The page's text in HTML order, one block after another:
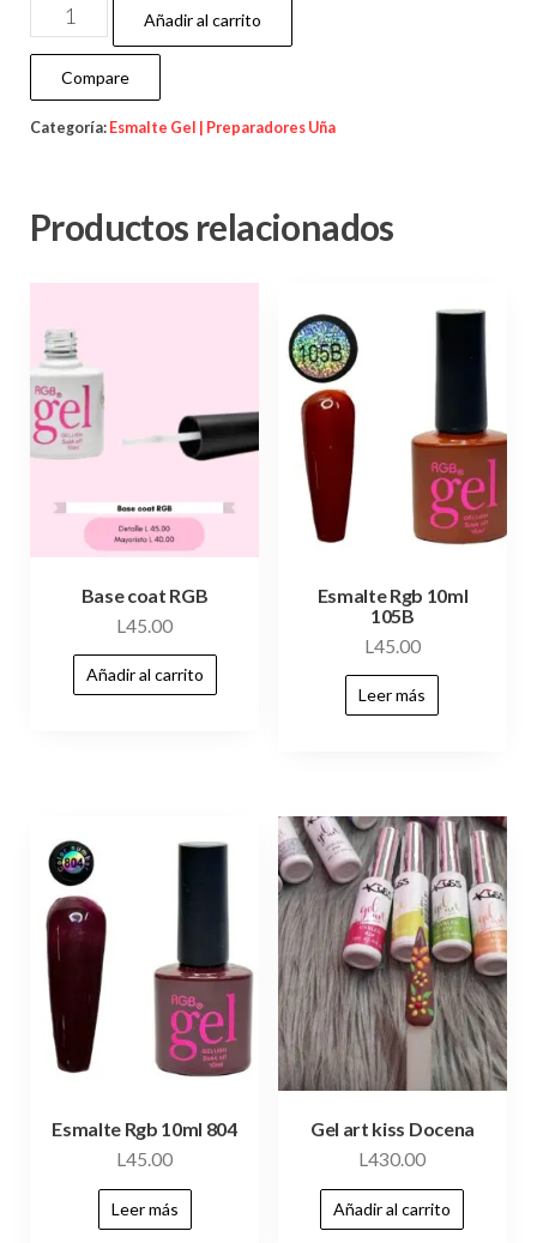
Añadir al carrito
Compare
Categoría: Esmalte Gel | Preparadores Uña
Productos relacionados
Base coat RGB
L45.00
Añadir al carrito
Esmalte Rgb 10ml
105B
L 45.00
Leer más
Esmalte Rgb 10ml 804
L45.00
Leer más
Gel art kiss Docena
L430.00
Añadir al carrito